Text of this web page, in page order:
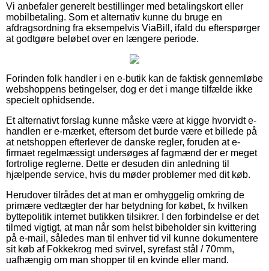
Vi anbefaler generelt bestillinger med betalingskort eller
mobilbetaling. Som et alternativ kunne du bruge en
afdragsordning fra eksempelvis ViaBill, ifald du efterspørger
at godtgøre beløbet over en længere periode.
Forinden folk handler i en e-butik kan de faktisk gennemløbe
webshoppens betingelser, dog er det i mange tilfælde ikke
specielt ophidsende.
Et alternativt forslag kunne måske være at kigge hvorvidt e-
handlen er e-mærket, eftersom det burde være et billede på
at netshoppen efterlever de danske regler, foruden at e-
firmaet regelmæssigt undersøges af fagmænd der er meget
fortrolige reglerne. Dette er desuden din anledning til
hjælpende service, hvis du møder problemer med dit køb.
Herudover tilrådes det at man er omhyggelig omkring de
primære vedtægter der har betydning for købet, fx hvilken
byttepolitik internet butikken tilsikrer. I den forbindelse er det
tilmed vigtigt, at man når som helst bibeholder sin kvittering
på e-mail, således man til enhver tid vil kunne dokumentere
sit køb af Fokkekrog med svirvel, syrefast stål / 70mm,
uafhængig om man shopper til en kvinde eller mand.